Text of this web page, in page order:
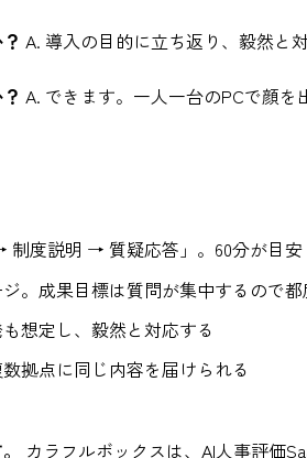
A. 導入の目的に立ち返り、毅然と
A. できます。一人一台のPCで顔
制度説明 → 質疑応答」。60分が目安
。成果目標は質問が集中するので都
想定し、毅然と対応する
拠点に同じ内容を届けられる
カラフルボックスは、AI人事評価